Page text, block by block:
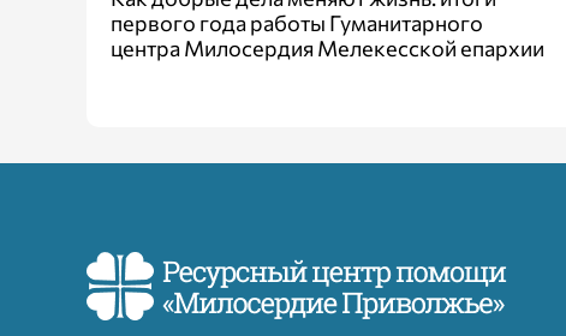
первого года работы Гуманитарного
центра Милосердия Мелекесской епархии